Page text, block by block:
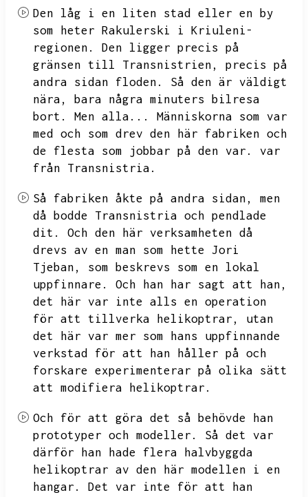
Den låg i en liten stad eller en by
som heter Rakulerski i Kriuleni-
regionen.
Den ligger precis på
gränsen till Transnistrien,
precis på
andra sidan floden.
Så den är väldigt
nära,
bara några minuters bilresa
bort.
Men alla...
Människorna som var
med och som drev den här fabriken och
de flesta som jobbar på den var.
var
från Transnistria.
Så fabriken åkte på andra sidan,
men
då bodde Transnistria och pendlade
dit.
Och den här verksamheten då
drevs av en man som hette Jori
Tjeban,
som beskrevs som en lokal
uppfinnare.
Och han har sagt att han,
det här var inte alls en operation
för att tillverka helikoptrar,
utan
det här var mer som hans uppfinnande
verkstad för att han håller på och
forskare experimenterar på olika sätt
att modifiera helikoptrar.
Och för att göra det så behövde han
prototyper och modeller.
Så det var
därför han hade flera halvbyggda
helikoptrar av den här modellen i en
hangar.
Det var inte för att han